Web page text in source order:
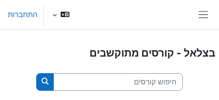
התחברות
בצלאל - קורסים מתוקשבים
חיפוש קורסים
חיפוש קורסים